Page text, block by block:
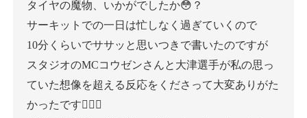
タイヤの魔物、いかがでしたか😳？
サーキットでの一日は忙しなく過ぎていくので
10分くらいでササッと思いつきで書いたのですが
スタジオのMCコウゼンさんと大津選手が私の思っ
ていた想像を超える反応をくださって大変ありがた
かったです🙇🏻‍♀️